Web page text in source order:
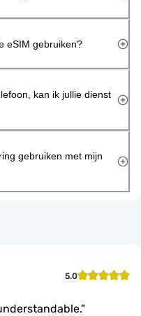
eSIM gebruiken?
kan ik jullie dienst
gebruiken met mijn
5.0
"